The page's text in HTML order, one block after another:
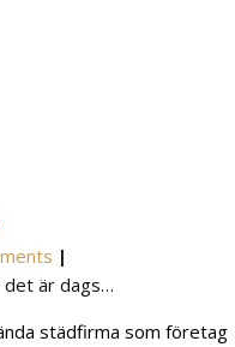
|
det är dags…
städfirma som företag